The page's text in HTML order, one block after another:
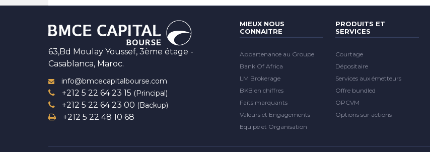
63,Bd Moulay Youssef, 3ème étage -
Casablanca, Maroc.
info@bmcecapitalbourse.com
+212 5 22 64 23 15 (Principal)
+212 5 22 64 23 00 (Backup)
+212 5 22 48 10 68
MIEUX NOUS
CONNAITRE
Appartenance au Groupe
Bank Of Africa
LM Brokerage
BKB en chiffres
Faits marquants
Valeurs et Engagements
Equipe et Organisation
PRODUITS ET
SERVICES
Courtage
Dépositaire
Services aux émetteurs
Offre bundled
OPCVM
Options sur actions